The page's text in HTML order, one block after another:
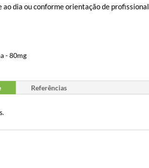
ao dia ou conforme orientação de profissional
- 80mg
Referências